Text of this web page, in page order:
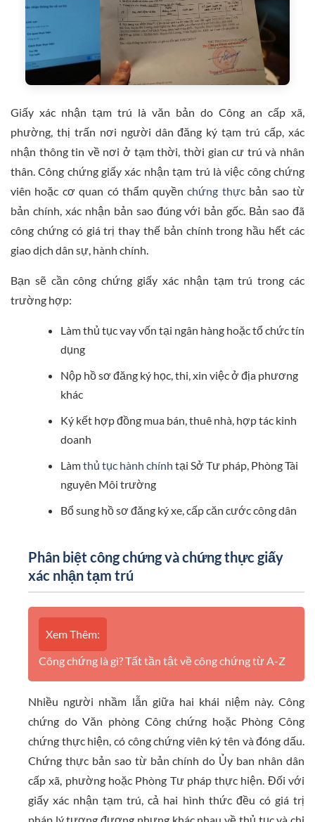
Giấy xác nhận tạm trú là văn bản do Công an cấp xã,
phường, thị trấn nơi người dân đăng ký tạm trú cấp, xác
nhận thông tin về nơi ở tạm thời, thời gian cư trú và nhân
thân. Công chứng giấy xác nhận tạm trú là việc công chứng
viên hoặc cơ quan có thẩm quyềnchứng thựcbản sao từ
bản chính, xác nhận bản sao đúng với bản gốc. Bản sao đã
công chứng có giá trị thay thế bản chính trong hầu hết các
giao dịch dân sự, hành chính.
Bạn sẽ cần công chứng giấy xác nhận tạm trú trong các
trường hợp:
Làm thủ tục vay vốn tại ngân hàng hoặc tổ chức tín
dụng
Nộp hồ sơ đăng ký học, thi, xin việc ở địa phương
khác
Ký kết hợp đồng mua bán, thuê nhà, hợp tác kinh
doanh
Làmthủ tục hành chính tại Sở Tư pháp, Phòng Tài
nguyên Môi trường
Bổ sung hồ sơ đăng ký xe, cấp căn cước công dân
Phân biệt công chứng và chứng thực giấy
xác nhận tạm trú
Xem Thêm:
Công chứng là gì? Tất tần tật về công chứng từ A-Z
Nhiều người nhầm lẫn giữa hai khái niệm này. Công
chứng do Văn phòng Công chứng hoặc Phòng Công
chứng thực hiện, có công chứng viên ký tên và đóng dấu.
Chứng thực bản sao từ bản chính do Ủy ban nhân dân
cấp xã, phường hoặc Phòng Tư pháp thực hiện. Đối với
giấy xác nhận tạm trú, cả hai hình thức đều có giá trị